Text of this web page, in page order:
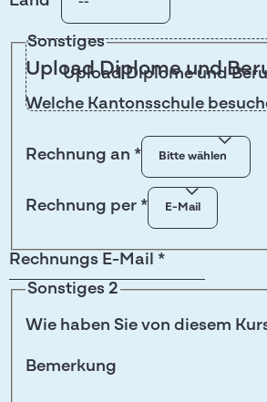
Sonstiges
Upload Diplome und
Upload Diplome und
Welche Kantonsschule
Rechnung an *
Rechnung per *
Rechnungs E-Mail *
Sonstiges 2
Wie haben Sie von diesem
Bemerkung